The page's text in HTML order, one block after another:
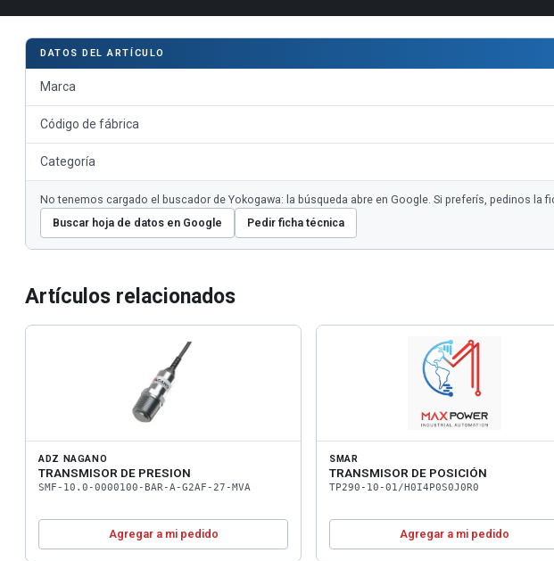
DATOS DEL ARTÍCULO
Marca
Código de fábrica
Categoría
No tenemos cargado el buscador de Yokogawa: la búsqueda abre en Google. Si preferís, pedinos la
Buscar hoja de datos en Google
Pedir ficha técnica
Artículos relacionados
ADZ NAGANO
TRANSMISOR DE PRESION
SMF-10.0-0000100-BAR-A-G2AF-27-MVA
Agregar a mi pedido
SMAR
TRANSMISOR DE POSICIÓN
TP290-10-01/H0I4P0S0J0R0
Agregar a mi pedido